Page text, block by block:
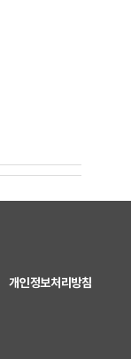
개인정보처리방침